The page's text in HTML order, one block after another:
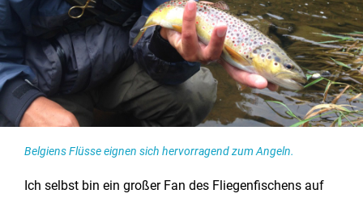
Belgiens Flüsse eignen sich hervorragend zum Angeln.
Ich selbst bin ein großer Fan des Fliegenfischens auf